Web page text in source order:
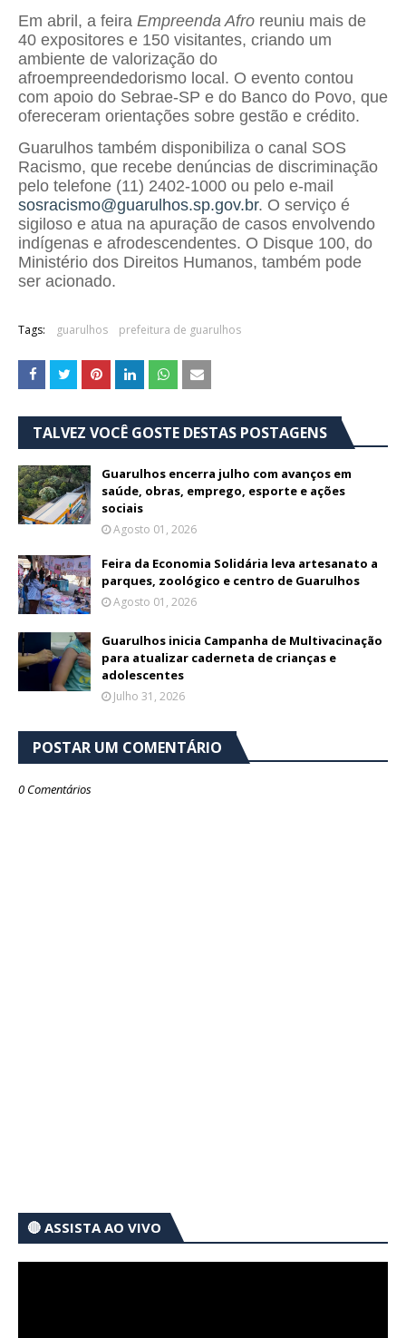
Em abril, a feira Empreenda Afro reuniu mais de
40 expositores e 150 visitantes, criando um
ambiente de valorização do
afroempreendedorismo local. O evento contou
com apoio do Sebrae-SP e do Banco do Povo, que
ofereceram orientações sobre gestão e crédito.
Guarulhos também disponibiliza o canal SOS
Racismo, que recebe denúncias de discriminação
pelo telefone (11) 2402-1000 ou pelo e-mail
sosracismo@guarulhos.sp.gov.br. O serviço é
sigiloso e atua na apuração de casos envolvendo
indígenas e afrodescendentes. O Disque 100, do
Ministério dos Direitos Humanos, também pode
ser acionado.
Tags: guarulhos prefeitura de guarulhos
TALVEZ VOCÊ GOSTE DESTAS POSTAGENS
Guarulhos encerra julho com avanços em
saúde, obras, emprego, esporte e ações
sociais
Agosto 01, 2026
Feira da Economia Solidária leva artesanato a
parques, zoológico e centro de Guarulhos
Agosto 01, 2026
Guarulhos inicia Campanha de Multivacinação
para atualizar caderneta de crianças e
adolescentes
Julho 31, 2026
POSTAR UM COMENTÁRIO
0 Comentários
🔴 ASSISTA AO VIVO